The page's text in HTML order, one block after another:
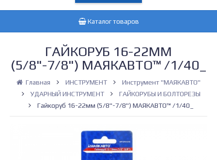
Каталог товаров
ГАЙКОРУБ 16-22ММ
(5/8"-7/8") МАЯКАВТО™ /1/40_
Главная ИНСТРУМЕНТ
Инструмент "МАЯКАВТО"
УДАРНЫЙ ИНСТРУМЕНТ
ГАЙКОРУБЫ И БОЛТОРЕЗЫ
Гайкоруб 16-22мм (5/8"-7/8") МАЯКАВТО™ /1/40_